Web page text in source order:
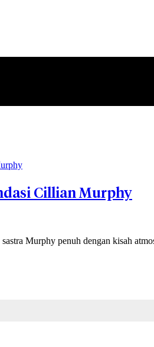
Cillian Murphy
Murphy penuh dengan kisah